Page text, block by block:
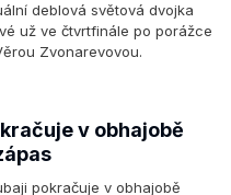
deblová světová dvojka
už ve čtvrtfinále po porážce
Zvonarevovou.
v obhajobě
pokračuje v obhajobě